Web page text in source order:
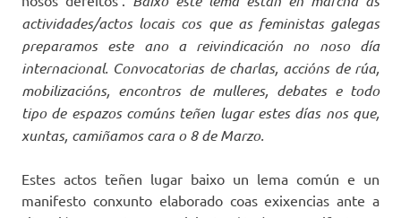
actividades/actos locais cos que as feministas galegas
preparamos este ano a reivindicación no noso día
internacional. Convocatorias de charlas, accións de rúa,
mobilizacións, encontros de mulleres, debates e todo
tipo de espazos comúns teñen lugar estes días nos que,
xuntas, camiñamos cara o 8 de Marzo.
Estes actos teñen lugar baixo un lema común e un
manifesto conxunto elaborado coas exixencias ante a